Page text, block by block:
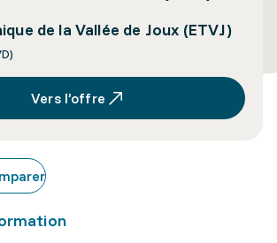
de la Vallée de Joux (ETVJ)
Vers l’offre